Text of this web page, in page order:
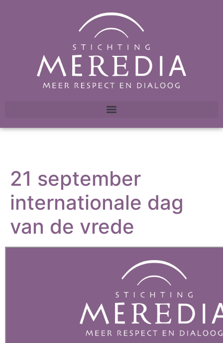
21 september
internationale dag
van de vrede